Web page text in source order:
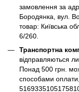
замовлення за
Бородянка, вул.
товар: Київська
6/260.
Транспортна
відправляються
Понад 500 грн.
способами оплати,